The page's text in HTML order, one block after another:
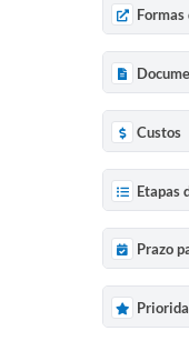
Custos
Etapas
Prazo